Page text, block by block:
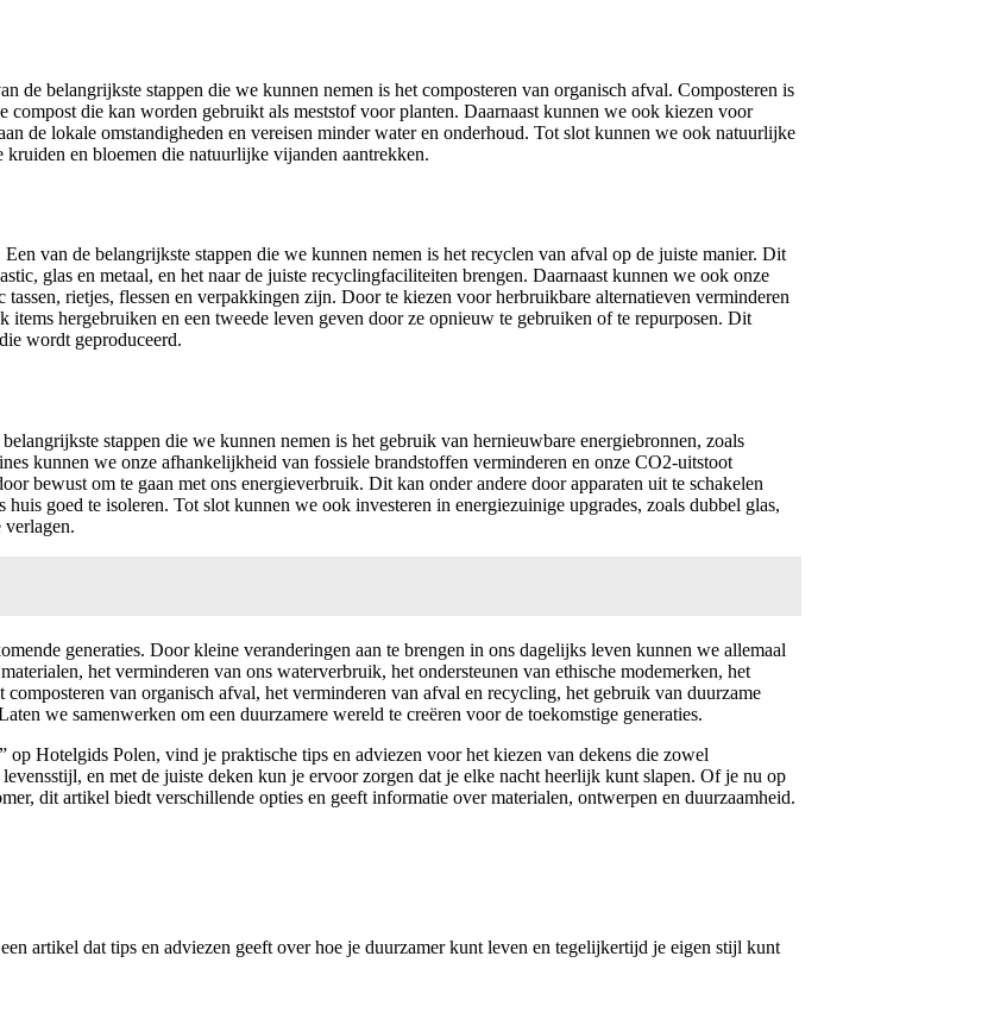
de belangrijkste stappen die we kunnen nemen is het composteren van organisch afval. Composteren is
die kan worden gebruikt als meststof voor planten. Daarnaast kunnen we ook kiezen voor
de lokale omstandigheden en vereisen minder water en onderhoud. Tot slot kunnen we ook natuurlijke
en bloemen die natuurlijke vijanden aantrekken.
van de belangrijkste stappen die we kunnen nemen is het recyclen van afval op de juiste manier. Dit
glas en metaal, en het naar de juiste recyclingfaciliteiten brengen. Daarnaast kunnen we ook onze
rietjes, flessen en verpakkingen zijn. Door te kiezen voor herbruikbare alternatieven verminderen
hergebruiken en een tweede leven geven door ze opnieuw te gebruiken of te repurposen. Dit
wordt geproduceerd.
stappen die we kunnen nemen is het gebruik van hernieuwbare energiebronnen, zoals
kunnen we onze afhankelijkheid van fossiele brandstoffen verminderen en onze CO2-uitstoot
bewust om te gaan met ons energieverbruik. Dit kan onder andere door apparaten uit te schakelen
goed te isoleren. Tot slot kunnen we ook investeren in energiezuinige upgrades, zoals dubbel glas,
verlagen.
generaties. Door kleine veranderingen aan te brengen in ons dagelijks leven kunnen we allemaal
het verminderen van ons waterverbruik, het ondersteunen van ethische modemerken, het
van organisch afval, het verminderen van afval en recycling, het gebruik van duurzame
we samenwerken om een duurzamere wereld te creëren voor de toekomstige generaties.
” op Hotelgids Polen, vind je praktische tips en adviezen voor het kiezen van dekens die zowel
en met de juiste deken kun je ervoor zorgen dat je elke nacht heerlijk kunt slapen. Of je nu op
dit artikel biedt verschillende opties en geeft informatie over materialen, ontwerpen en duurzaamheid.
artikel dat tips en adviezen geeft over hoe je duurzamer kunt leven en tegelijkertijd je eigen stijl kunt